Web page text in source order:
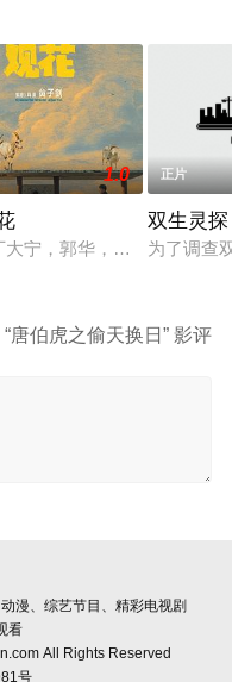
尊重历史真实性的前提下
1.0
大宁，郭华，程一木他们毕
正片
双生灵探
为了调查
“唐伯虎之偷天换日” 影评
漫、综艺节目、精彩电视剧
看
All Rights Reserved
号